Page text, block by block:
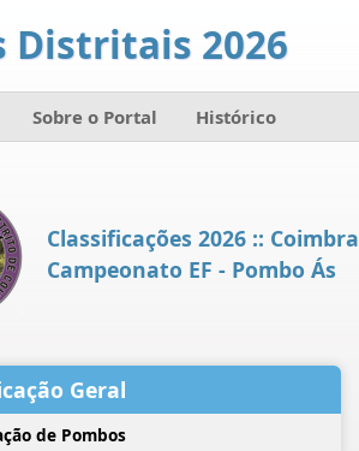
Distritais 2026
Sobre o Portal Histórico
Classificações 2026 :: Coimbra
Campeonato EF - Pombo Ás
Geral
de Pombos